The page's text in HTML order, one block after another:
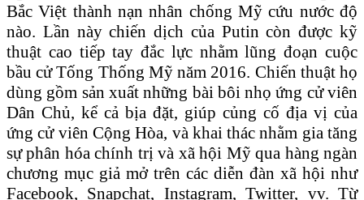
Bắc Việt thành nạn nhân chống Mỹ cứu nước độ
nào. Lần này chiến dịch của Putin còn được kỹ
thuật cao tiếp tay đắc lực nhằm lũng đoạn cuộc
bầu cử Tống Thống Mỹ năm 2016. Chiến thuật họ
dùng gồm sản xuất những bài bôi nhọ ứng cử viên
Dân Chủ, kể cả bịa đặt, giúp củng cố địa vị của
ứng cử viên Cộng Hòa, và khai thác nhằm gia tăng
sự phân hóa chính trị và xã hội Mỹ qua hàng ngàn
chương mục giả mở trên các diễn đàn xã hội như
Facebook, Snapchat, Instagram, Twitter, vv. Từ